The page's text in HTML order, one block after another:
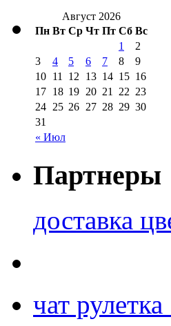
Август 2026
Пн Вт Ср Чт Пт Сб Вс
« Июл
1
2
3
4 5 6 7 8
9
10 11 12 13 14 15 16
17 18 19 20 21 22 23
24 25 26 27 28 29 30
31
Партнеры
доставка
чат